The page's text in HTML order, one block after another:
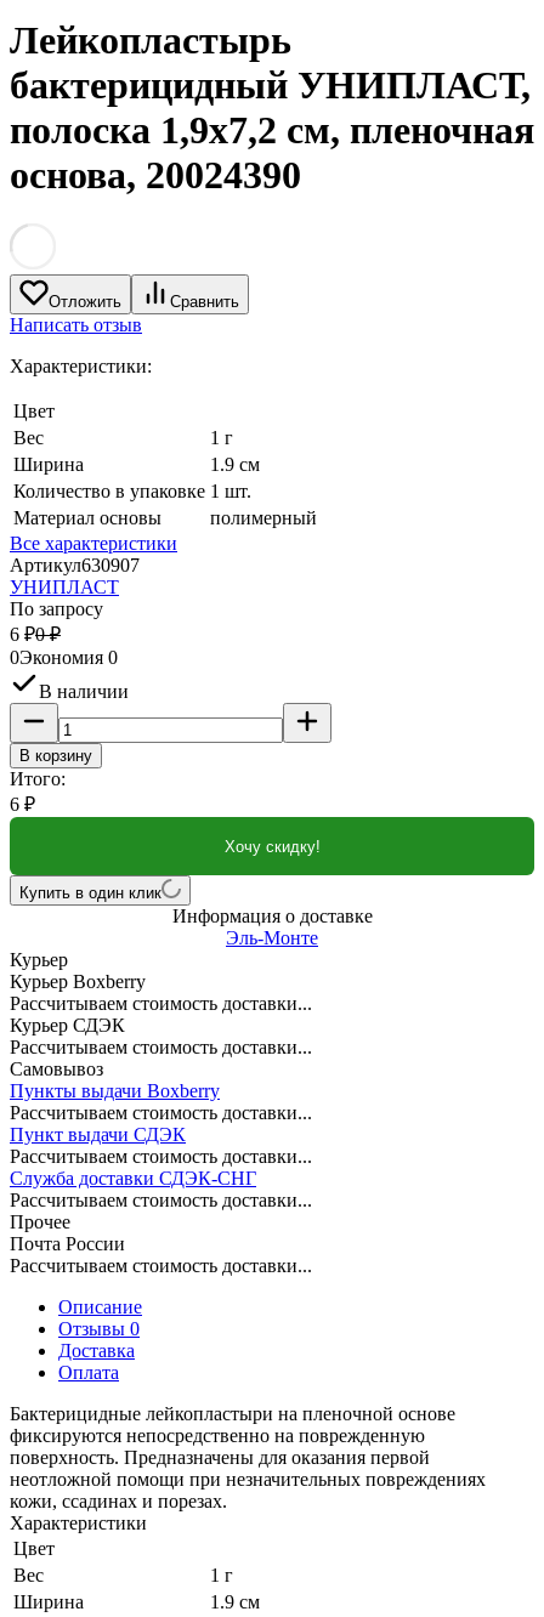
Лейкопластырь
бактерицидный УНИПЛАСТ,
полоска 1,9х7,2 см, пленочная
основа, 20024390
Отложить Сравнить
Написать отзыв
Характеристики:
Цвет
Вес
1 г
Ширина
1.9 см
Количество в упаковке 1 шт.
Материал основы
полимерный
Все характеристики
Артикул630907
УНИПЛАСТ
По запросу
6 ₽0 ₽
0Экономия 0
В наличии
В корзину
Итого:
6 ₽
Хочу скидку!
Купить в один клик
Информация о доставке
Эль-Монте
Курьер
Курьер Boxberry
Рассчитываем стоимость доставки...
Курьер СДЭК
Рассчитываем стоимость доставки...
Самовывоз
Пункты выдачи Boxberry
Рассчитываем стоимость доставки...
Пункт выдачи СДЭК
Рассчитываем стоимость доставки...
Служба доставки СДЭК-СНГ
Рассчитываем стоимость доставки...
Прочее
Почта России
Рассчитываем стоимость доставки...
Описание
Отзывы 0
Доставка
Оплата
Бактерицидные лейкопластыри на пленочной основе
фиксируются непосредственно на поврежденную
поверхность. Предназначены для оказания первой
неотложной помощи при незначительных повреждениях
кожи, ссадинах и порезах.
Характеристики
Цвет
Вес
1 г
Ширина
1.9 см